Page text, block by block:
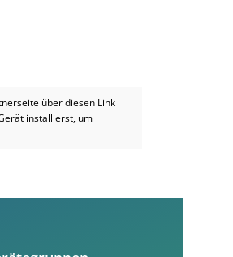
über diesen Link
installierst, um